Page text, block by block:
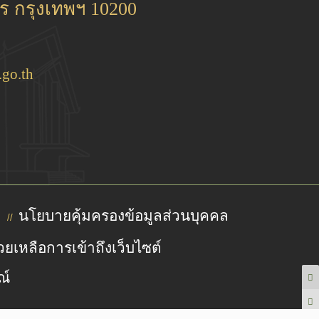
รุงเทพฯ 10200
//
นโยบายคุ้มครองข้อมูลส่วนบุคคล
เหลือการเข้าถึงเว็บไซต์